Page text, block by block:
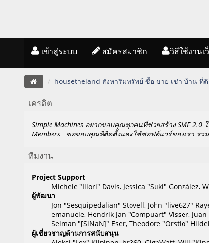
เข้าสู่ระบบ สมัครสมาชิก วิธีใช้งานเ
housetheland สังหาริมทรัพย์ ซื้อ ขาย เช่า บ้าน ที่
เครดิต
Simple Machines อยากขอบคุณทุกคนที่ช่วยสร้าง SMF 2.0
Members - ขอขอบคุณที่ติดตั้งและใช้ซอฟต์แวร์ของเรา ร
ทีมงาน
Project Support
Michele "Illori" Davis, Jessica "Suki" González,
ผู้พัฒนา
Jon "Sesquipedalian" Stovell, John "live627"
emanuele, Hendrik Jan "Compuart" Visser,
Selman "[SiNaN]" Eser, Theodore "Orstio"
ผู้เชี่ยวชาญด้านการสนับสนุน